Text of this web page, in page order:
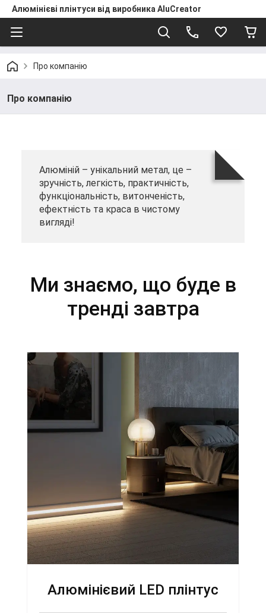
Алюмінієві плінтуси від виробника AluCreator
Про компанію
Про компанію
Алюміній – унікальний метал, це –
зручність, легкість, практичність,
функціональність, витонченість,
ефектність та краса в чистому
вигляді!
Ми знаємо, що буде в
тренді завтра
Алюмінієвий LED плінтус